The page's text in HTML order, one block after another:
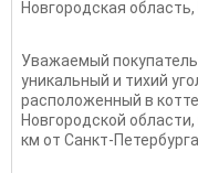
Новгородская область,
Уважаемый
уникальный и тихий
расположенный в
Новгородской
км от Санкт-